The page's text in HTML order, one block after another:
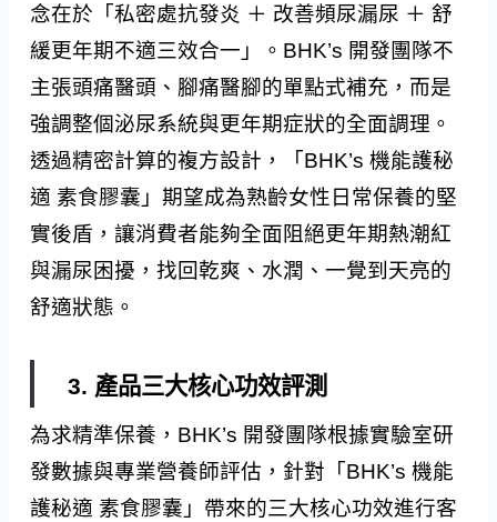
念在於「私密處抗發炎 ＋ 改善頻尿漏尿 ＋ 舒
緩更年期不適三效合一」。BHK’s 開發團隊不
主張頭痛醫頭、腳痛醫腳的單點式補充，而是
強調整個泌尿系統與更年期症狀的全面調理。
透過精密計算的複方設計，「BHK’s 機能護秘
適 素食膠囊」期望成為熟齡女性日常保養的堅
實後盾，讓消費者能夠全面阻絕更年期熱潮紅
與漏尿困擾，找回乾爽、水潤、一覺到天亮的
舒適狀態。
3. 產品三大核心功效評測
為求精準保養，BHK’s 開發團隊根據實驗室研
發數據與專業營養師評估，針對「BHK’s 機能
護秘適 素食膠囊」帶來的三大核心功效進行客